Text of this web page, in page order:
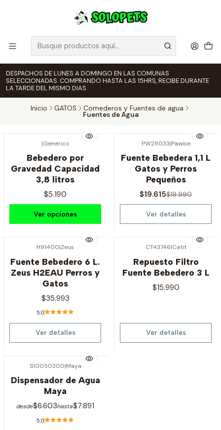
DESPACHOS DE LUNES A DOMINGO EN LAS COMUNAS
SELECCIONADAS. COMPRANDO HASTA LAS 15HRS, RECIBE DURANTE
LA TARDE DEL MISMO DIAS
Inicio GATOS Comederos y Fuentes de agua
Fuentes de Agua
|Generico
Bebedero por
Gravedad Capacidad
3,8 litros
$5.190
Ver opciones
Agotado
PW28033|Pawise
Fuente Bebedera 1,1 L
Gatos y Perros
Pequeños
$19.615$19.990
Ver detalles
H91400|Zeus
Fuente Bebedero 6 L.
Zeus H2EAU Perros y
Gatos
$35.993
5.0
Ver detalles
CT43746|Catit
Repuesto Filtro
Fuente Bebedero 3 L
$15.990
Ver detalles
S10050300|Maya
Dispensador de Agua
Maya
desde$6.603hasta$7.891
5.0